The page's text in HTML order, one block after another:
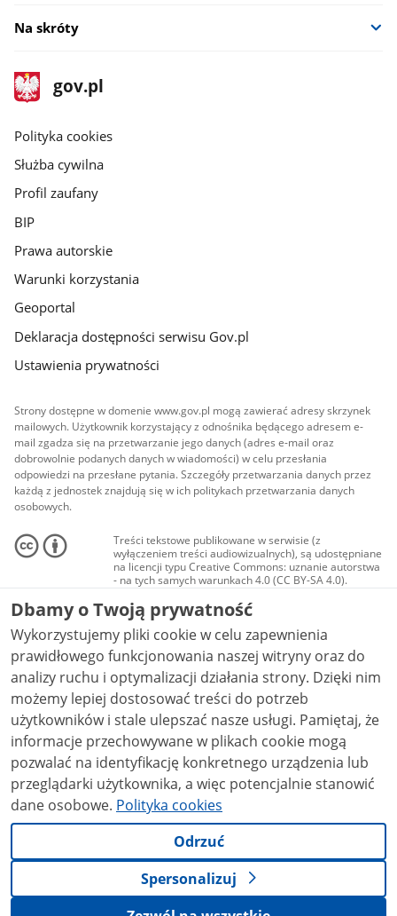
Na skróty
stopka
gov.pl
Strona
gov.pl
gov.pl
Polityka cookies
Służba cywilna
Profil zaufany
BIP
Prawa autorskie
Warunki korzystania
Geoportal
Deklaracja dostępności serwisu Gov.pl
Ustawienia prywatności
Strony dostępne w domenie www.gov.pl mogą zawierać adresy skrzynek
mailowych. Użytkownik korzystający z odnośnika będącego adresem e-
mail zgadza się na przetwarzanie jego danych (adres e-mail oraz
dobrowolnie podanych danych w wiadomości) w celu przesłania
odpowiedzi na przesłane pytania. Szczegóły przetwarzania danych przez
każdą z jednostek znajdują się w ich politykach przetwarzania danych
osobowych.
Treści tekstowe publikowane w serwisie (z
wyłączeniem treści audiowizualnych), są udostępniane
na licencji typu Creative Commons: uznanie autorstwa
- na tych samych warunkach 4.0 (CC BY-SA 4.0).
Materiały audiowizualne, w tym zdjęcia, materiały
audio i wideo, są udostępniane na licencji typu
Creative Commons: uznanie autorstwa użycie
niekomercyjne - bez utworów zależnych 4.0 (CC BY-
NC-ND 4.0), o ile nie jest to stwierdzone inaczej.
Dbamy o Twoją prywatność
Wykorzystujemy pliki cookie w celu zapewnienia
prawidłowego funkcjonowania naszej witryny oraz do
analizy ruchu i optymalizacji działania strony. Dzięki nim
możemy lepiej dostosować treści do potrzeb
użytkowników i stale ulepszać nasze usługi. Pamiętaj, że
informacje przechowywane w plikach cookie mogą
pozwalać na identyfikację konkretnego urządzenia lub
przeglądarki użytkownika, a więc potencjalnie stanowić
dane osobowe. Polityka cookies
Odrzuć
Spersonalizuj